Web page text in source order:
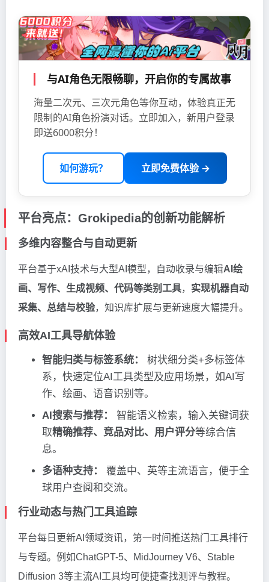
与AI角色无限畅聊，开启你的专属故事
海量二次元、三次元角色等你互动，体验真正无
限制的AI角色扮演对话。立即加入，新用户登录
即送6000积分！
如何游玩？ 立即免费体验 →
平台亮点：Grokipedia的创新功能解析
多维内容整合与自动更新
平台基于xAI技术与大型AI模型，自动收录与编辑AI绘
画、写作、生成视频、代码等类别工具， 实现机器自动
采集、总结与校验，知识库扩展与更新速度大幅提升。
高效AI工具导航体验
智能归类与标签系统：
树状细分类+多标签体
系，快速定位AI工具类型及应用场景，如AI写
作、绘画、语音识别等。
AI搜索与推荐：
智能语义检索，输入关键词获
取精确推荐、竞品对比、用户评分等综合信
息。
多语种支持：
覆盖中、英等主流语言，便于全
球用户查阅和交流。
行业动态与热门工具追踪
平台每日更新AI领域资讯，第一时间推送热门工具排行
与专题。例如ChatGPT-5、MidJourney V6、Stable
Diffusion 3等主流AI工具均可便捷查找测评与教程。